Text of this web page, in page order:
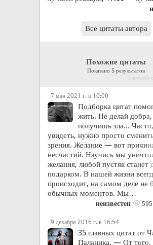
Все цитаты автора
Похожие цитаты
Показано 5 результатов
Ключевое
7 мая 2021 г. в 10:00
Подборка цитат
жить. Не делай добра,
получишь зла...
увидеть, нужно просто
зрения. Желание — вот
несчастий. Научись мы
желания, любой пустяк станет
подарком. В нашей жизни
происходит, на самом деле не
обычных моментов. Мы…
неизвестен 595
9 декабря 2016 г. в 16:54
35 главных цитат от
Паланика. — От того,